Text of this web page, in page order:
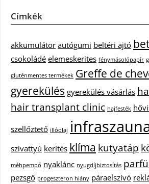
Címkék
akkumulátor autógumi beltéri ajtó
csokoládé elemeskerites fénymásolópapír
gluténmentes termékek Greffe de
gyerekülés gyerekülés vásárlás
hair transplant clinic hajfesték
szellőztető illóolaj
szivattyú kerítés klíma kutyatáp
méhpempő nyaklánc nyugdíjbiztosítás
pezsgő progeszteron hiány páraelszívó